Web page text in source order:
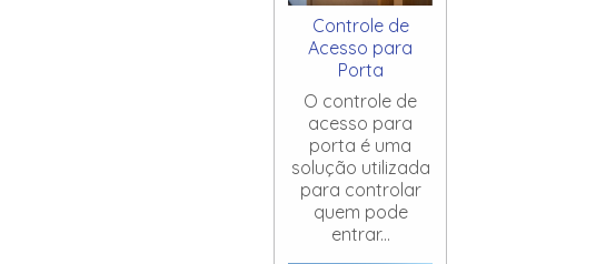
Controle de
Acesso para
Porta
O controle de
acesso para
porta é uma
solução utilizada
para controlar
quem pode
entrar...